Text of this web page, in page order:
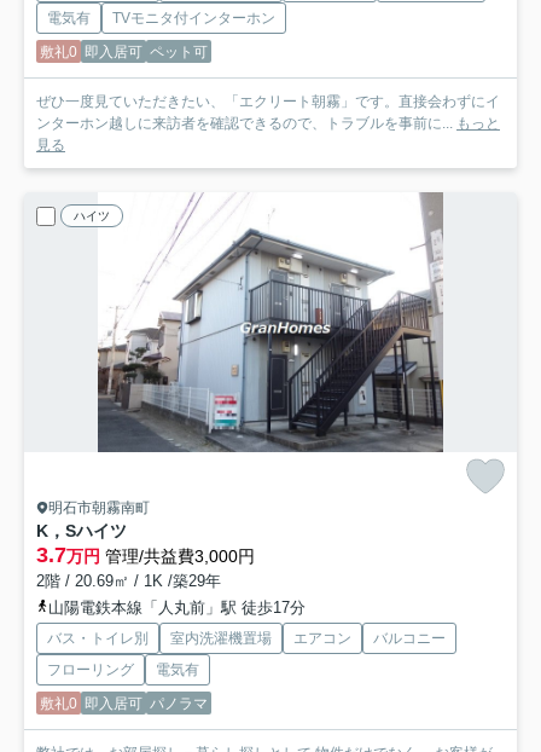
電気有
TVモニタ付インターホン
敷礼0 即入居可 ペット可
ぜひ一度見ていただきたい、「エクリート朝霧」です。直接会わずにイ
ンターホン越しに来訪者を確認できるので、トラブルを事前に... もっと
見る
ハイツ
明石市朝霧南町
K，Sハイツ
3.7万円 管理/共益費3,000円
2階 / 20.69㎡ / 1K /築29年
山陽電鉄本線「人丸前」駅 徒歩17分
バス・トイレ別 室内洗濯機置場 エアコン
バルコニー
フローリング
電気有
敷礼0 即入居可 パノラマ